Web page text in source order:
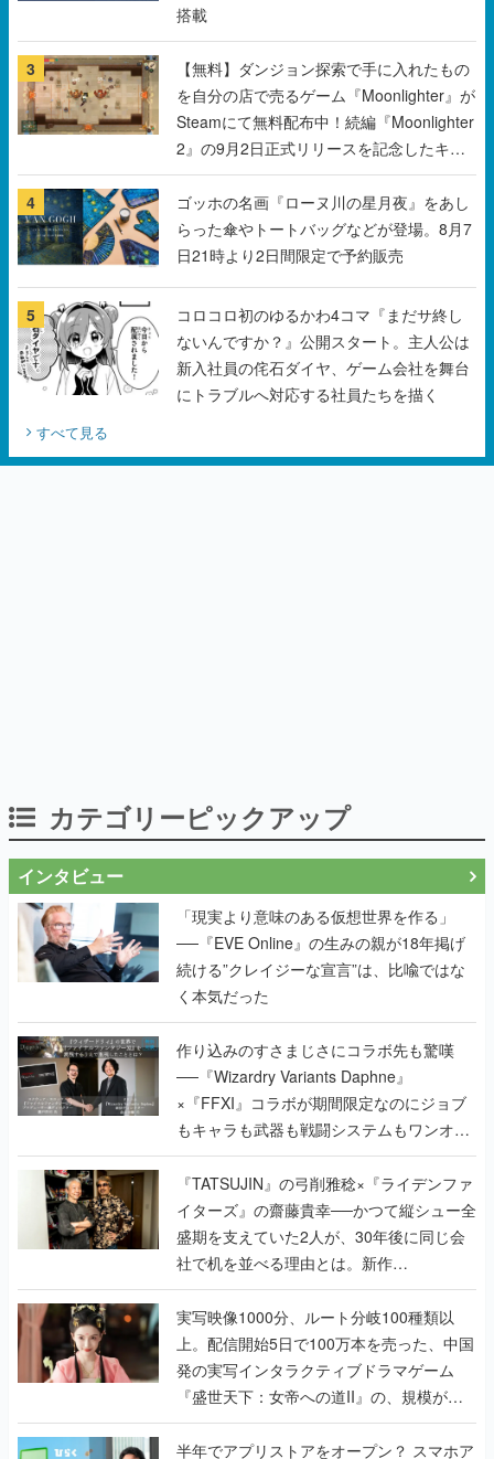
搭載
3
【無料】ダンジョン探索で手に入れたもの
を自分の店で売るゲーム『Moonlighter』が
Steamにて無料配布中！続編『Moonlighter
2』の9月2日正式リリースを記念したキャ
ンペーン
4
ゴッホの名画『ローヌ川の星月夜』をあし
らった傘やトートバッグなどが登場。8月7
日21時より2日間限定で予約販売
5
コロコロ初のゆるかわ4コマ『まだサ終し
ないんですか？』公開スタート。主人公は
新入社員の侘石ダイヤ、ゲーム会社を舞台
にトラブルへ対応する社員たちを描く
すべて見る
カテゴリーピックアップ
インタビュー
「現実より意味のある仮想世界を作る」
──『EVE Online』の生みの親が18年掲げ
続ける”クレイジーな宣言”は、比喩ではな
く本気だった
作り込みのすさまじさにコラボ先も驚嘆
──『Wizardry Variants Daphne』
×『FFXI』コラボが期間限定なのにジョブ
もキャラも武器も戦闘システムもワンオフ
で作り込まれた理由を両ディレクターに聞
く
『TATSUJIN』の弓削雅稔×『ライデンファ
イターズ』の齋藤貴幸──かつて縦シュー全
盛期を支えていた2人が、30年後に同じ会
社で机を並べる理由とは。新作
『TATSUJIN EXTREME』で初タッグを組
んだレジェンド2人に訊く開発秘話
実写映像1000分、ルート分岐100種類以
上。配信開始5日で100万本を売った、中国
発の実写インタラクティブドラマゲーム
『盛世天下：女帝への道II』の、規模が違
うこだわりをプロデューサーに聞いた
半年でアプリストアをオープン？ スマホア